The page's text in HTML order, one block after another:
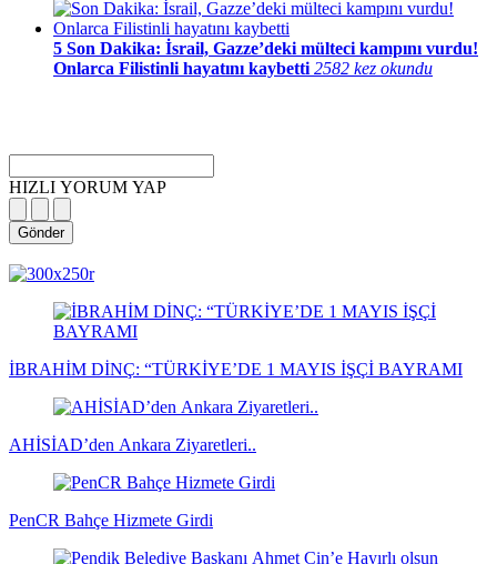
5 Son Dakika: İsrail, Gazze’deki mülteci kampını vurdu!
Onlarca Filistinli hayatını kaybetti 2582 kez okundu
HIZLI YORUM YAP
Gönder
haberleri
haberleri
haberleri
dakika
haberleri
dakika
haberleri
dakika
haberleri
haberler
haberler
haberleri
haberleri
haberleri
İBRAHİM DİNÇ: “TÜRKİYE’DE 1 MAYIS İŞÇİ BAYRAMI
AHİSİAD’den Ankara Ziyaretleri..
PenCR Bahçe Hizmete Girdi